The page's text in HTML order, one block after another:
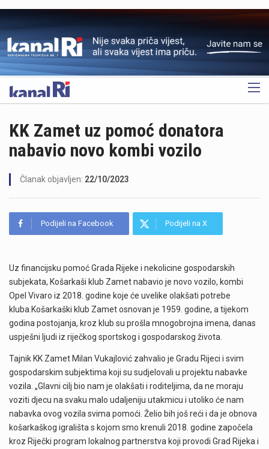
OGLAS
KK Zamet uz pomoć donatora
nabavio novo kombi vozilo
Članak objavljen: 22/10/2023
Podijeli na Facebook Podijeli na X
Uz financijsku pomoć Grada Rijeke i nekolicine gospodarskih
subjekata, Košarkaši klub Zamet nabavio je novo vozilo, kombi
Opel Vivaro iz 2018. godine koje će uvelike olakšati potrebe
kluba.Košarkaški klub Zamet osnovan je 1959. godine, a tijekom
godina postojanja, kroz klub su prošla mnogobrojna imena, danas
uspješni ljudi iz riječkog sportskog i gospodarskog života.
Tajnik KK Zamet Milan Vukajlović zahvalio je Gradu Rijeci i svim
gospodarskim subjektima koji su sudjelovali u projektu nabavke
vozila. „Glavni cilj bio nam je olakšati i roditeljima, da ne moraju
voziti djecu na svaku malo udaljeniju utakmicu i utoliko će nam
nabavka ovog vozila svima pomoći. Želio bih još reći i da je obnova
košarkaškog igrališta s kojom smo krenuli 2018. godine započela
kroz Riječki program lokalnog partnerstva koji provodi Grad Rijeka i